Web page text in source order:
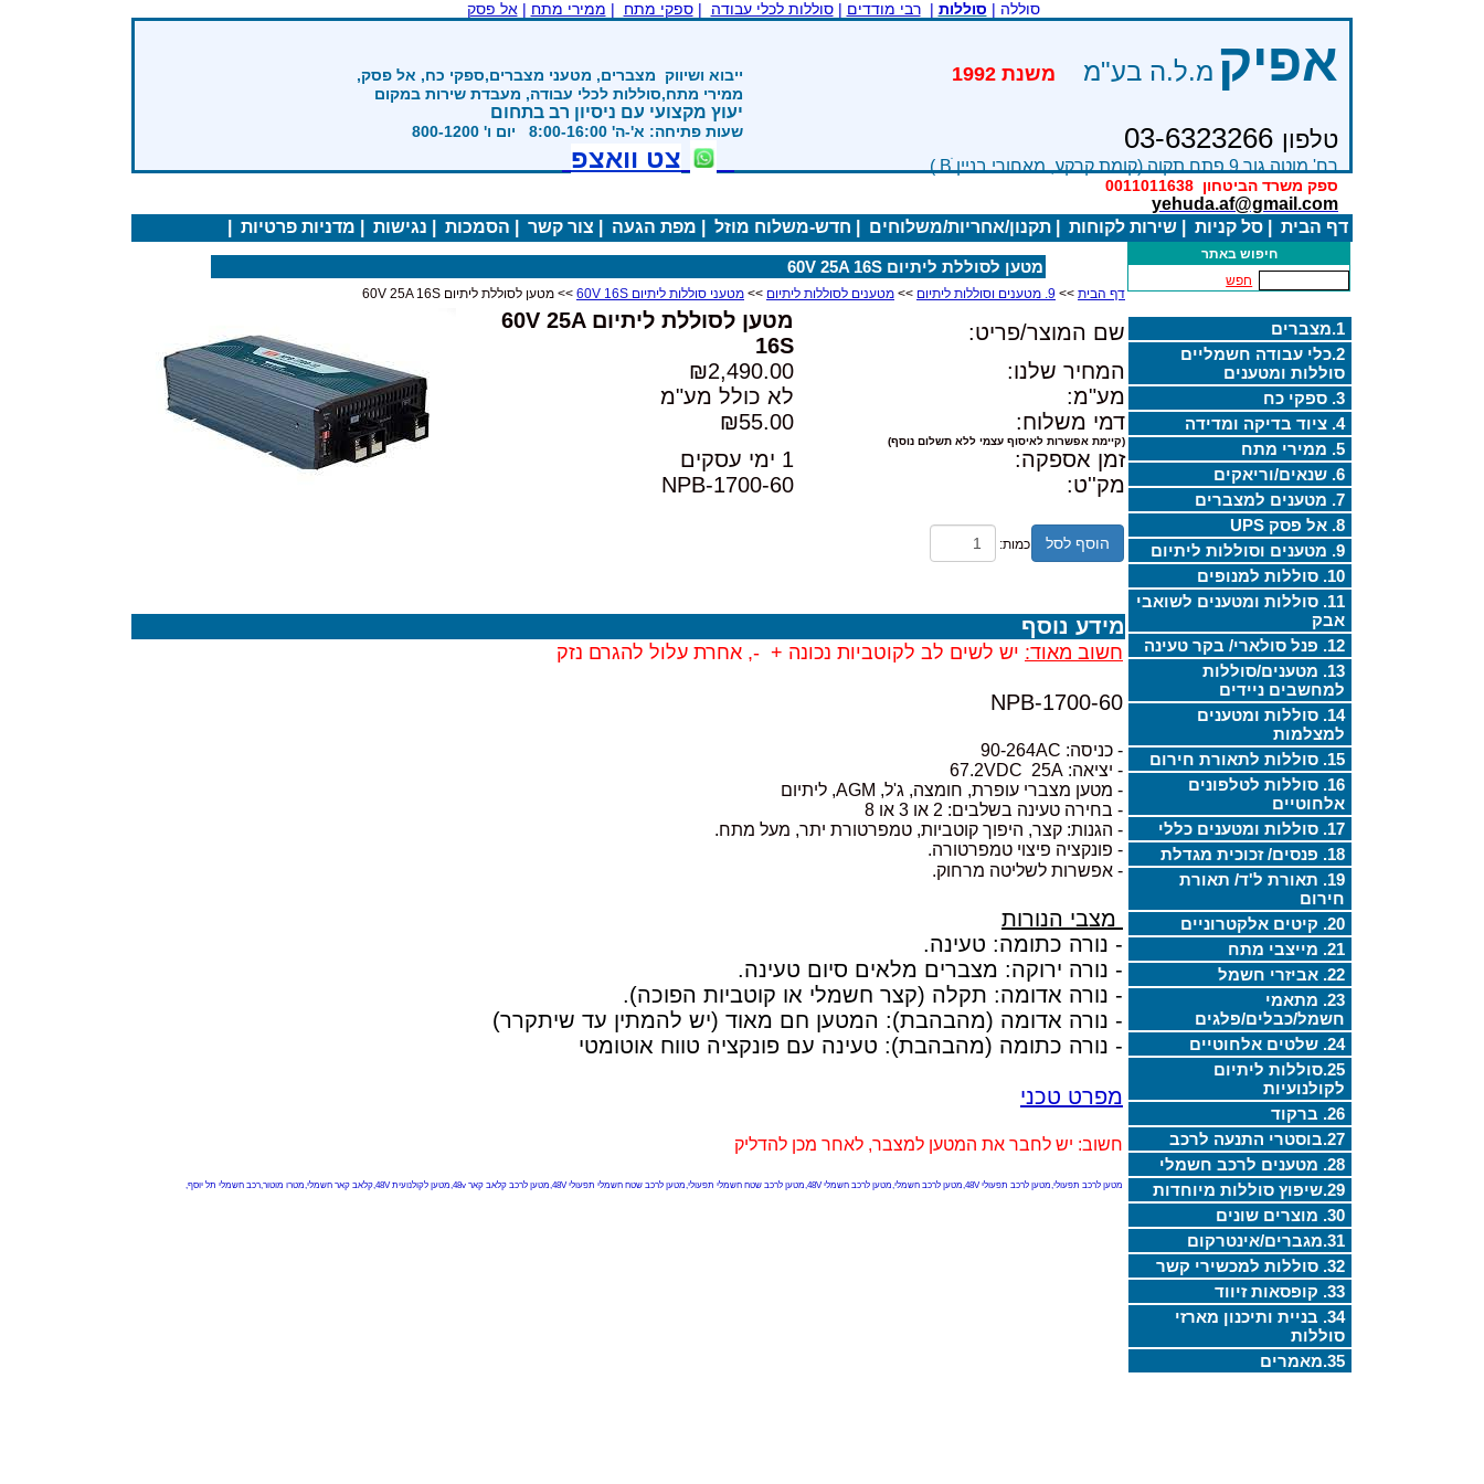
סוללה | סוללות |רבי מודדים |סוללות לכלי עבודה |ספקי מתח | ממירי מתח |אל פסק
אפיק מ.ל.ה בע"מ
טלפון 03-6323266
רח' מוטה גור 9 פתח תקוה (קומת קרקע, מאחורי בניין Bׂ )
ספק משרד הביטחון 0011011638
yehuda.af@gmail.com
ייבוא ושיווק מצברים, מטעני מצברים,ספקי כח, אל פסק,
ממירי מתח,סוללות לכלי עבודה, מעבדת שירות במקום
יעוץ מקצועי עם ניסיון רב בתחום
שעות פתיחה: א'-ה' 8:00-16:00 יום ו' 800-1200
צט וואצפ
דף הבית סל קניות שירות לקוחות תקנון/אחריות/משלוחים חדש-משלוח מוזל מפת הגעה צור קשר הסמכות נגישות מדניות פרטיות
חיפוש באתר
חפש
1.מצברים
2.כלי עבודה חשמליים
סוללות ומטענים
3. ספקי כח
4. ציוד בדיקה ומדידה
5. ממירי מתח
6. שנאים/וריאקים
7. מטענים למצברים
8. אל פסק UPS
9. מטענים וסוללות ליתיום
10. סוללות למנופים
11. סוללות ומטענים לשואבי
אבק
12. פנל סולארי/ בקר טעינה
13. מטענים/סוללות
למחשבים ניידים
14. סוללות ומטענים
למצלמות
15. סוללות לתאורת חירום
16. סוללות לטלפונים
אלחוטיים
17. סוללות ומטענים כללי
18. פנסים/ זכוכית מגדלת
19. תאורת ל'ד/ תאורת
חירום
20. קיטים אלקטרוניים
21. מייצבי מתח
22. אביזרי חשמל
23. מתאמי
חשמל/כבלים/פלגים
24. שלטים אלחוטיים
25.סוללות ליתיום
לקולנועיות
26. ברקוד
27.בוסטרי התנעה לרכב
28. מטענים לרכב חשמלי
29.שיפוץ סוללות מיוחדות
30. מוצרים שונים
31.מגברים/אינטרקום
32. סוללות למכשירי קשר
33. קופסאות זיווד
34. בניית ותיכנון מארזי
סוללות
35.מאמרים
מטען לסוללת ליתיום 60V 25A 16S
דף הבית >> 9. מטענים וסוללות ליתיום >> מטענים לסוללות ליתיום >> מטעני סוללות ליתיום 60V 16S >> מטען לסוללת ליתיום 60V 25A 16S
שם המוצר/פריט:
מטען לסוללת ליתיום 60V 25A
16S
המחיר שלנו:
₪2,490.00
מע"מ:
לא כולל מע"מ
דמי משלוח:
₪55.00
(קיימת אפשרות לאיסוף עצמי ללא תשלום נוסף)
זמן אספקה:
1 ימי עסקים
מק''ט:
NPB-1700-60
הוסף לסל כמות:
מידע נוסף
חשוב מאוד: יש לשים לב לקוטביות נכונה + -, אחרת עלול להגרם נזק
NPB-1700-60
- כניסה: 90-264AC
- יציאה: 67.2VDC 25A
- מטען מצברי עופרת, חומצה, ג'ל, AGM, ליתיום
- בחירה טעינה בשלבים: 2 או 3 או 8
- הגנות: קצר, היפוך קוטביות, טמפרטורת יתר, מעל מתח.
- פונקציה פיצוי טמפרטורה.
- אפשרות לשליטה מרחוק.
מצבי הנורות
- נורה כתומה: טעינה.
- נורה ירוקה: מצברים מלאים סיום טעינה.
- נורה אדומה: תקלה (קצר חשמלי או קוטביות הפוכה).
- נורה אדומה (מהבהבת): המטען חם מאוד (יש להמתין עד שיתקרר)
- נורה כתומה (מהבהבת): טעינה עם פונקציה טווח אוטומטי
מפרט טכני
חשוב: יש לחבר את המטען למצבר, לאחר מכן להדליק
מטען לרכב תפעולי,מטען לרכב תפעולי 48V,מטען לרכב חשמלי,מטען לרכב חשמלי 48V,מטען לרכב שטח חשמלי תפעולי,מטען לרכב שטח חשמלי תפעולי 48V,מטען לרכב קלאב קאר 48v,מטען לקולנועית 48V,קלאב קאר חשמלי,מטרו מוטור,רכב חשמלי תל יוסף,